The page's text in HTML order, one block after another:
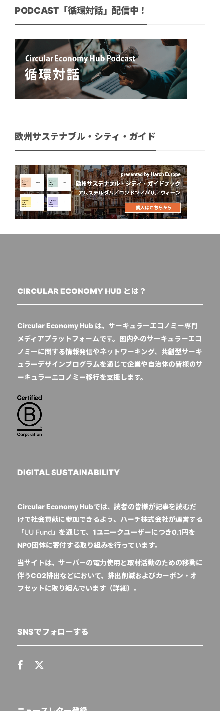
PODCAST「循環対話」配信中！
欧州サステナブル・シティ・ガイド
CIRCULAR ECONOMY HUB とは？
Circular Economy Hub は、サーキュラーエコノミー専門
メディアプラットフォームです。国内外のサーキュラーエコ
ノミーに関する情報発信やネットワーキング、共創型サーキ
ュラーデザインプログラムを通じて企業や自治体の皆様のサ
ーキュラーエコノミー移行を支援します。
DIGITAL SUSTAINABILITY
Circular Economy Hubでは、読者の皆様が記事を読むだ
けで社会貢献に参加できるよう、ハーチ株式会社が運営する
「UU Fund 」を通じて、1ユニークユーザーにつき0.1円を
NPO団体に寄付する取り組みを行っています。
当サイトは、サーバーの電力使用と取材活動のための移動に
伴うCO2排出などにおいて、排出削減およびカーボン・オ
フセットに取り組んでいます（詳細）。
SNSでフォローする